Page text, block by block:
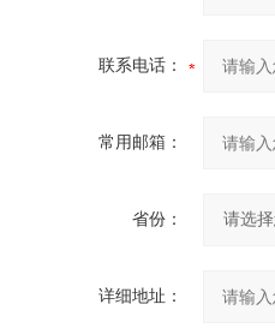
联系电话：
常用邮箱：
省份：
详细地址：